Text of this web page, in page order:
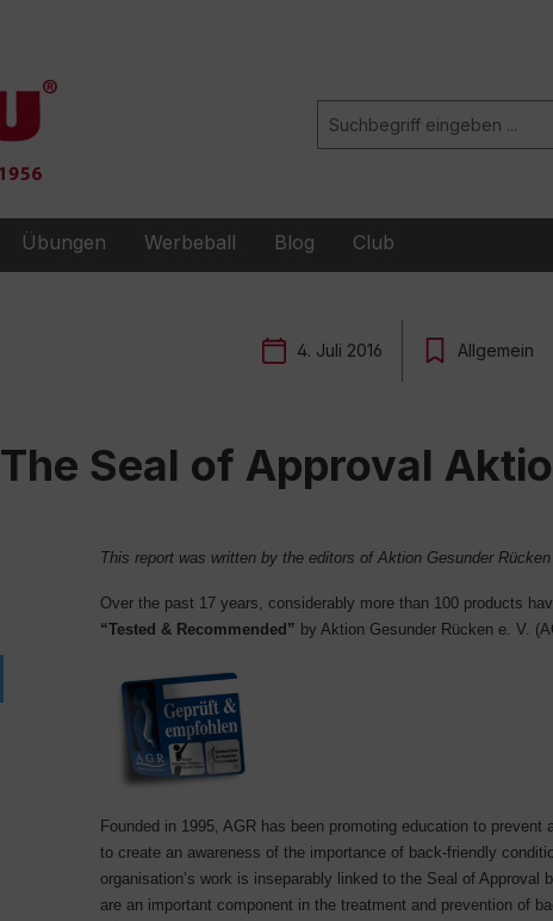
Übungen Werbeball Blog Club
4. Juli 2016 Allgemein
The Seal of Approval
This report was written by the editors of Aktion Gesunder Rücken
Over the past 17 years, considerably more than 100 products
“Tested & Recommended” by Aktion Gesunder Rücken e. V.
Founded in 1995, AGR has been promoting education to prevent
to create an awareness of the importance of back-friendly
organisation’s work is inseparably linked to the Seal of
are an important component in the treatment and prevention of